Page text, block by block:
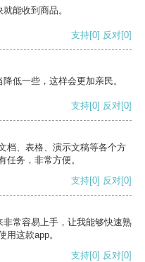
能收到商品。
支持[0] 反对[0]
低一些，这样会更加亲民。
支持[0] 反对[0]
档、表格、演示文稿等各个方
任务，非常方便。
支持[0] 反对[0]
常容易上手，让我能够快速熟
这款app。
支持[0] 反对[0]